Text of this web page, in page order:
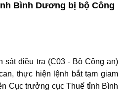
Bình Dương bị bộ Công
sát điều tra (C03 - Bộ Công an)
thực hiện lệnh bắt tạm giam
Cục trưởng cục Thuế tỉnh Bình